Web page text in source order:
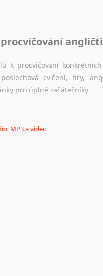
k procvičování
cvičení, hry,
pro úplné začátečníky.
MP3 a video